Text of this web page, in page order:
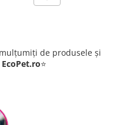
de produsele și
EcoPet.ro⭐